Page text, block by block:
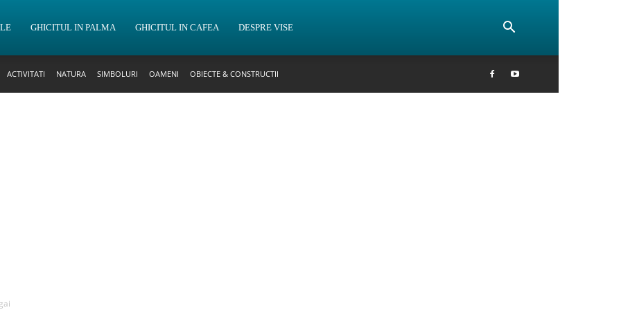
GHICITUL IN PALMA GHICITUL IN CAFEA DESPRE VISE
ACTIVITATI NATURA SIMBOLURI OAMENI OBIECTE & CONSTRUCTII